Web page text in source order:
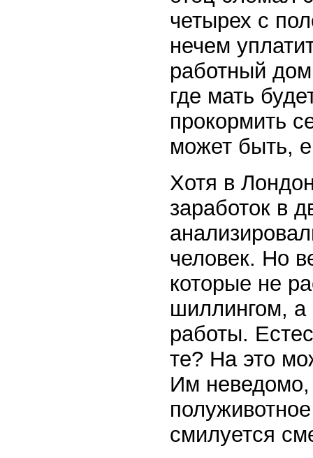
четырех с
нечем
работный
где мать
прокормить
может быть,
Хотя в
заработок в
человек. Но
которые не
шиллингом, а
работы.
те? На это
Им неведомо,
смилуется